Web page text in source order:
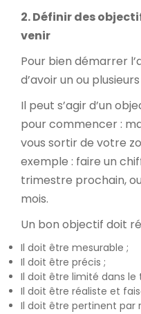
2. Définir des
venir
Pour bien démarrer
d’avoir un ou
Il peut s’agir d’un
pour commencer :
vous sortir de votre
exemple : faire un
trimestre prochain,
mois.
Un bon objectif doit
Il doit être mesurable ;
Il doit être précis ;
Il doit être limité dans le
Il doit être réaliste et
Il doit être pertinent par